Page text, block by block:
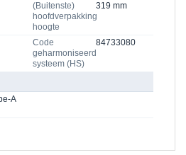
(Buitenste)
hoofdverpakking
hoogte
319 mm
Code
geharmoniseerd
systeem (HS)
84733080
A